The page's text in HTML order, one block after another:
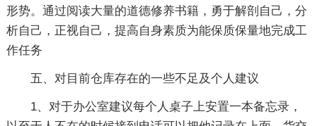
形势。通过阅读大量的道德修养书籍，勇于解剖自己，分
析自己，正视自己，提高自身素质为能保质保量地完成工
作任务
五、对目前仓库存在的一些不足及个人建议
1、对于办公室建议每个人桌子上安置一本备忘录，